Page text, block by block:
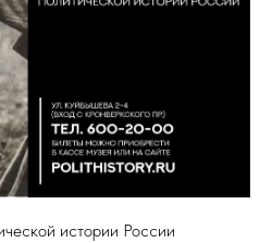
истории России